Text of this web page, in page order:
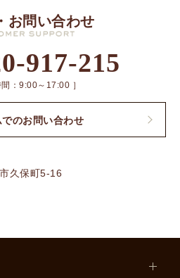
お問い合わせ
917-215
間：9:00～17:00 ］
でのお問い合わせ
久保町5-16